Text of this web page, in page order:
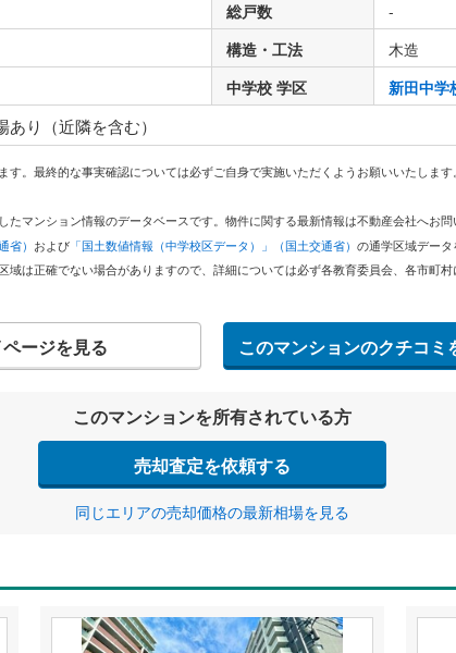
総戸数
-
構造・工法
木造
中学校 学区 新田中学
り（近隣を含む）
。最終的な事実確認については必ずご自身で実施いただくようお願いいたします
たマンション情報のデータベースです。物件に関する最新情報は不動産会社へお
省） および 「国土数値情報（中学校区データ）」（国土交通省） の通学区域デー
は正確でない場合がありますので、詳細については必ず各教育委員会、各市町
ージを見る このマンションのクチコミ
このマンションを所有されている方
売却査定を依頼する
同じエリアの売却価格の最新相場を見る